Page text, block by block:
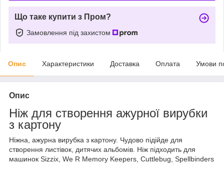
Що таке купити з Пром?
Замовлення під захистом
Опис Характеристики Доставка Оплата Умови
Опис
Ніж для створення ажурної вирубки
з картону
Ніжна, ажурна вирубка з картону. Чудово підійде для
створення листівок, дитячих альбомів. Ніж підходить для
машинок Sizzix, We R Memory Keepers, Cuttlebug, Spellbinders